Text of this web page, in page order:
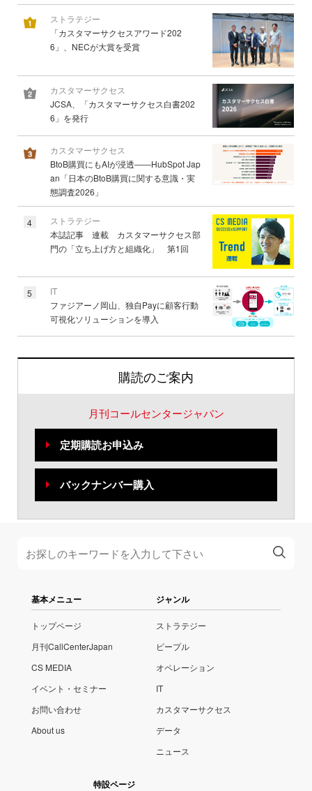
ストラテジー
「カスタマーサクセスアワード202
6」、NECが大賞を受賞
カスタマーサクセス
JCSA、「カスタマーサクセス白書202
6」を発行
カスタマーサクセス
BtoB購買にもAIが浸透――HubSpot Jap
an「日本のBtoB購買に関する意識・実
態調査2026」
4
ストラテジー
本誌記事 連載 カスタマーサクセス部
門の「立ち上げ方と組織化」 第1回
5
IT
ファジアーノ岡山、独自Payに顧客行動
可視化ソリューションを導入
購読のご案内
月刊コールセンタージャパン
定期購読お申込み
バックナンバー購入
基本メニュー
トップページ
月刊CallCenterJapan
CS MEDIA
イベント・セミナー
お問い合わせ
About us
ジャンル
ストラテジー
ピープル
オペレーション
IT
カスタマーサクセス
データ
ニュース
特設ページ